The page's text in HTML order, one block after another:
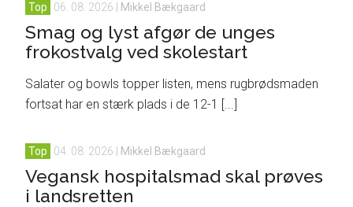
Top 06. 08. 2026 Mikkel Bækgaard
Smag og lyst afgør de unges
frokostvalg ved skolestart
Salater og bowls topper listen, mens rugbrødsmaden
fortsat har en stærk plads i de 12-1 [...]
Top 04. 08. 2026 Mikkel Bækgaard
Vegansk hospitalsmad skal prøves
i landsretten